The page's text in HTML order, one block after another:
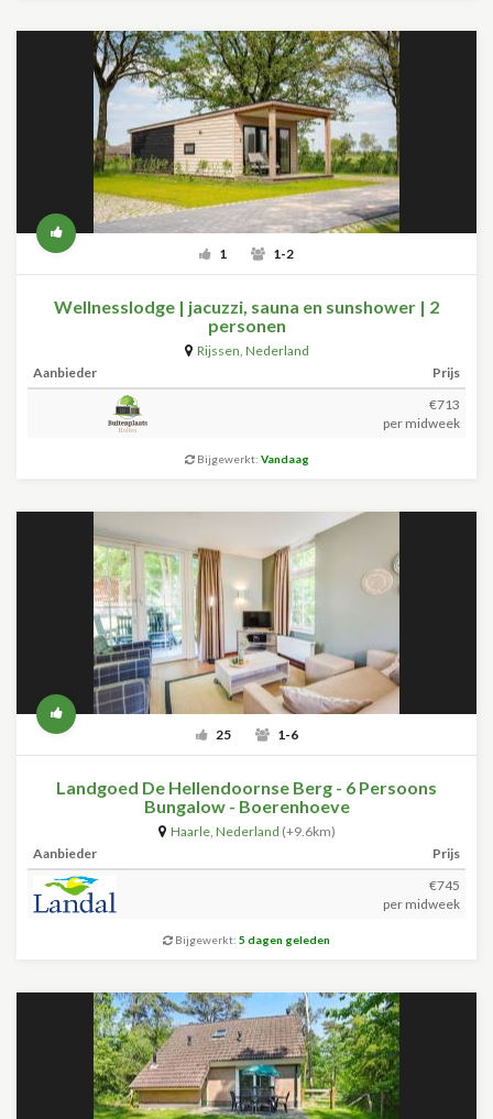
1 1-2
Wellnesslodge | jacuzzi, sauna en sunshower | 2
personen
Rijssen, Nederland
Aanbieder
Prijs
€713
per midweek
Bijgewerkt: Vandaag
25 1-6
Landgoed De Hellendoornse Berg - 6 Persoons
Bungalow - Boerenhoeve
Haarle, Nederland (+9.6km)
Aanbieder
Prijs
€745
per midweek
Bijgewerkt: 5 dagen geleden